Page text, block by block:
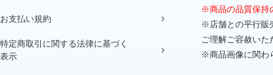
お支払い規約
特定商取引に関する法律に基づく
表示
※商品の品質保持
※店舗との平行販
ご理解ご容赦い
※商品画像に関わ